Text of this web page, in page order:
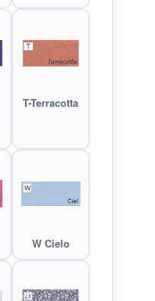
T-Terracotta
W Cielo